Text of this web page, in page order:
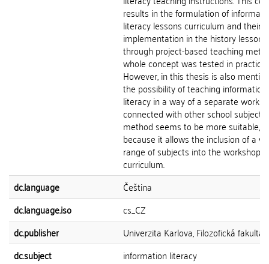
results in the formulation of
literacy lessons curriculum and their
implementation in the history lessons
through project-based teaching
whole concept was tested in practice.
However, in this thesis is also
the possibility of teaching information
literacy in a way of a separate
connected with other school
method seems to be more suitable,
because it allows the inclusion of a
range of subjects into the workshop's
curriculum.
dc.language
Čeština
dc.language.iso
cs_CZ
dc.publisher
Univerzita Karlova, Filozofická fakulta
dc.subject
information literacy